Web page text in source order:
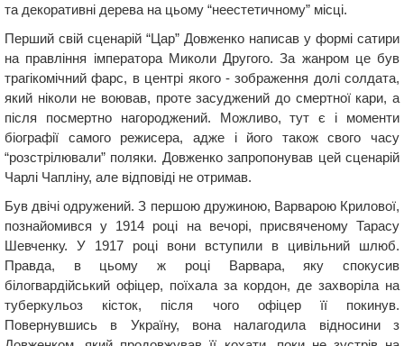
та декоративні дерева на цьому “неестетичному” місці.
Перший свій сценарій “Цар” Довженко написав у формі сатири
на правління імператора Миколи Другого. За жанром це був
трагікомічний фарс, в центрі якого - зображення долі солдата,
який ніколи не воював, проте засуджений до смертної кари, а
після посмертно нагороджений. Можливо, тут є і моменти
біографії самого режисера, адже і його також свого часу
“розстрілювали” поляки. Довженко запропонував цей сценарій
Чарлі Чапліну, але відповіді не отримав.
Був двічі одружений. З першою дружиною, Варварою Крилової,
познайомився у 1914 році на вечорі, присвяченому Тарасу
Шевченку. У 1917 році вони вступили в цивільний шлюб.
Правда, в цьому ж році Варвара, яку спокусив
білогвардійський офіцер, поїхала за кордон, де захворіла на
туберкульоз кісток, після чого офіцер її покинув.
Повернувшись в Україну, вона налагодила відносини з